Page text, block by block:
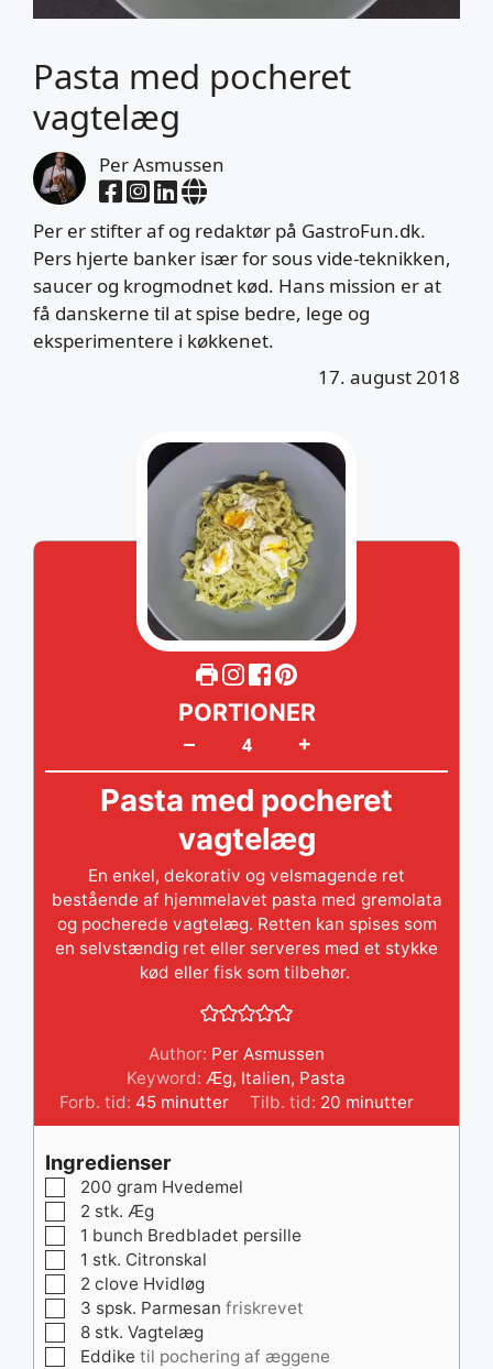
Pasta med pocheret
vagtelæg
Per Asmussen
Per er stifter af og redaktør på GastroFun.dk.
Pers hjerte banker især for sous vide-teknikken,
saucer og krogmodnet kød. Hans mission er at
få danskerne til at spise bedre, lege og
eksperimentere i køkkenet.
17. august 2018
– +
PORTIONER
Pasta med pocheret
vagtelæg
En enkel, dekorativ og velsmagende ret
bestående af hjemmelavet pasta med gremolata
og pocherede vagtelæg. Retten kan spises som
en selvstændig ret eller serveres med et stykke
kød eller fisk som tilbehør.
Author: Per Asmussen
Keyword:Æg, Italien, Pasta
Forb. tid: 45minutter
minutter Tilb. tid: 20minutter
minutter
Ingredienser
▢
200 gram Hvedemel
▢
2 stk. Æg
▢1 bunch Bredbladet persille
▢1 stk. Citronskal
▢
2 clove Hvidløg
▢
3 spsk. Parmesan friskrevet
▢
8 stk. Vagtelæg
▢
Eddike til pochering af æggene